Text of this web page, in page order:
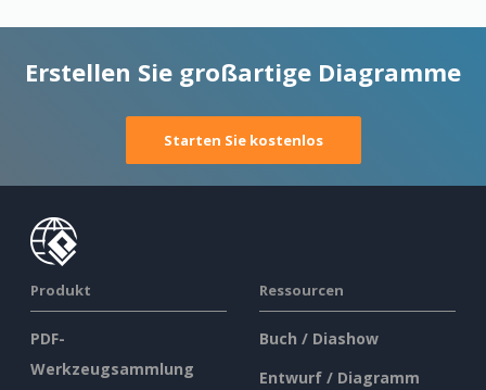
Erstellen Sie großartige Diagramme
Starten Sie kostenlos
Produkt
PDF-
Werkzeugsammlung
Ressourcen
Buch / Diashow
Entwurf / Diagramm